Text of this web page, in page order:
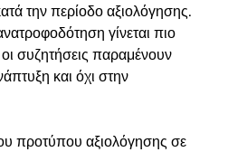
την περίοδο αξιολόγησης.
γίνεται πιο
συζητήσεις παραμένουν
και όχι στην
προτύπου αξιολόγησης σε